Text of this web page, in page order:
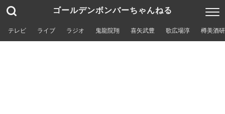
ゴールデンボンバーちゃんねる
テレビ ライブ ラジオ 鬼龍院翔 喜矢武豊 歌広場淳 樽美酒